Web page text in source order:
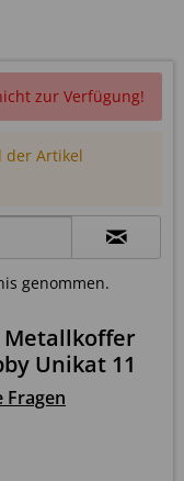
zur Verfügung!
der Artikel
genommen.
Metallkoffer
Unikat 11